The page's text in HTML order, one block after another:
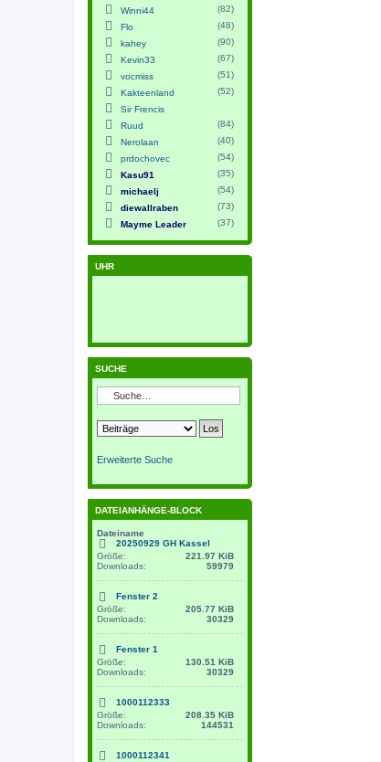
Winni44
(82)
Flo
(48)
kahey
(90)
Kevin33
(67)
vocmiss
(51)
Kakteenland
(52)
Sir Frencis
Ruud
(84)
Nerolaan
(40)
prdochovec
(54)
Kasu91
(35)
michaelj
(54)
diewallraben
(73)
Mayme Leader
(37)
UHR
SUCHE
Erweiterte Suche
DATEIANHÄNGE-BLOCK
Dateiname
20250929 GH Kassel
Größe:
221.97 KiB
Downloads:
59979
Fenster 2
Größe:
205.77 KiB
Downloads:
30329
Fenster 1
Größe:
130.51 KiB
Downloads:
30329
1000112333
Größe:
208.35 KiB
Downloads:
144531
1000112341